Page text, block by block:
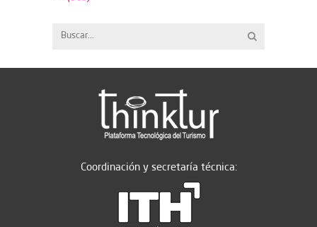
Coordinación y secretaría técnica: